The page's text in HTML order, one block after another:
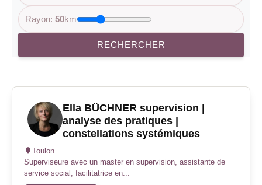
Rayon:50km
RECHERCHER
Ella BÜCHNER supervision |
analyse des pratiques |
constellations systémiques
Toulon
Superviseure avec un master en supervision, assistante de
service social, facilitatrice en...